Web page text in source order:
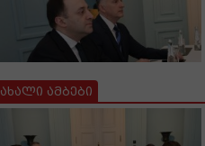
ახალი ამბები